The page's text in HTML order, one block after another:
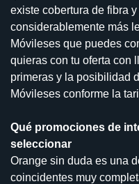
existe cobertura de fibra
considerablemente más
Móvileses que puedes
quieras con tu oferta con
primeras y la posibilidad
Móvileses conforme la
Qué promociones de
seleccionar
Orange sin duda es una
coincidentes muy